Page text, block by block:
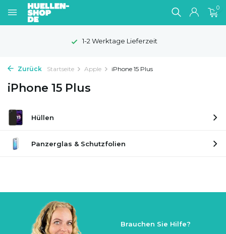
0
1-2 Werktage Lieferzeit
Zurück Startseite Apple iPhone 15 Plus
iPhone 15 Plus
Hüllen
Panzerglas & Schutzfolien
Brauchen Sie Hilfe?